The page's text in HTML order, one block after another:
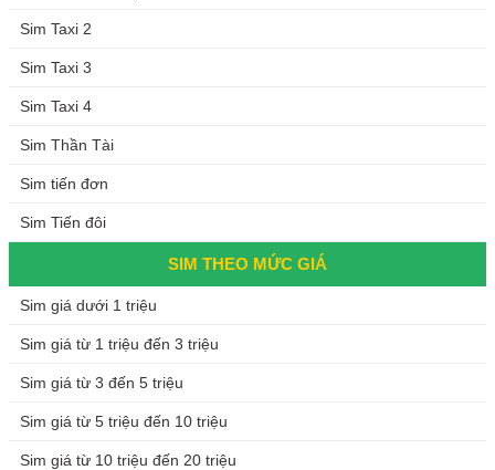
Sim Taxi 2
Sim Taxi 3
Sim Taxi 4
Sim Thần Tài
Sim tiến đơn
Sim Tiến đôi
SIM THEO MỨC GIÁ
Sim giá dưới 1 triệu
Sim giá từ 1 triệu đến 3 triệu
Sim giá từ 3 đến 5 triệu
Sim giá từ 5 triệu đến 10 triệu
Sim giá từ 10 triệu đến 20 triệu